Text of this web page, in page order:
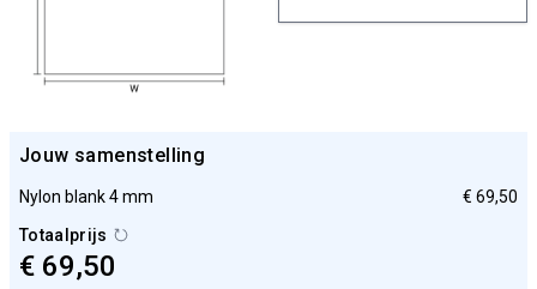
Jouw samenstelling
Nylon blank 4 mm
€ 69,50
Totaalprijs
€ 69,50